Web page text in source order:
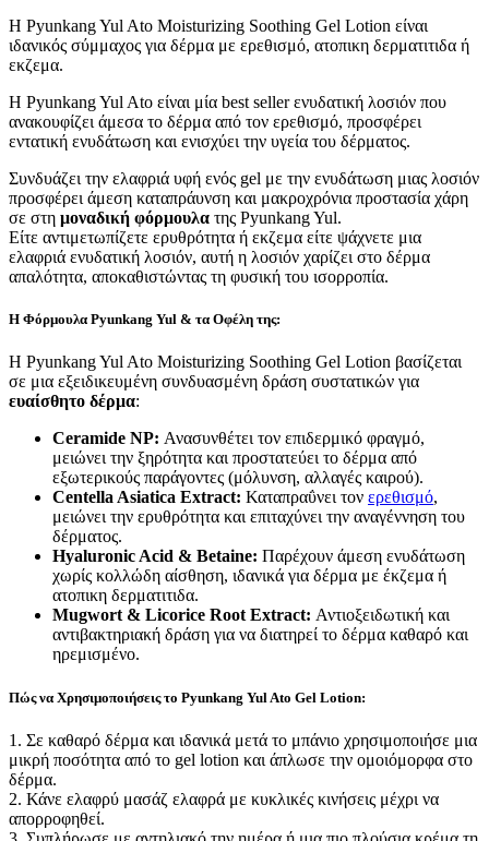
Η Pyunkang Yul Ato Moisturizing Soothing Gel Lotion είναι
ιδανικός σύμμαχος για δέρμα με ερεθισμό, ατοπικη δερματιτιδα ή
εκζεμα.
Η Pyunkang Yul Ato είναι μία best seller ενυδατική λοσιόν που
ανακουφίζει άμεσα το δέρμα από τον ερεθισμό, προσφέρει
εντατική ενυδάτωση και ενισχύει την υγεία του δέρματος.
Συνδυάζει την ελαφριά υφή ενός gel με την ενυδάτωση μιας λοσιόν
προσφέρει άμεση καταπράυνση και μακροχρόνια προστασία χάρη
σε στη μοναδική φόρμουλα της Pyunkang Yul.
Είτε αντιμετωπίζετε ερυθρότητα ή εκζεμα είτε ψάχνετε μια
ελαφριά ενυδατική λοσιόν, αυτή η λοσιόν χαρίζει στο δέρμα
απαλότητα, αποκαθιστώντας τη φυσική του ισορροπία.
Η Φόρμουλα Pyunkang Yul & τα Οφέλη της:
Η Pyunkang Yul Ato Moisturizing Soothing Gel Lotion βασίζεται
σε μια εξειδικευμένη συνδυασμένη δράση συστατικών για
ευαίσθητο δέρμα:
Ceramide NP: Ανασυνθέτει τον επιδερμικό φραγμό,
μειώνει την ξηρότητα και προστατεύει το δέρμα από
εξωτερικούς παράγοντες (μόλυνση, αλλαγές καιρού).
Centella Asiatica Extract: Καταπραΰνει τον ερεθισμό,
μειώνει την ερυθρότητα και επιταχύνει την αναγέννηση του
δέρματος.
Hyaluronic Acid & Betaine: Παρέχουν άμεση ενυδάτωση
χωρίς κολλώδη αίσθηση, ιδανικά για δέρμα με έκζεμα ή
ατοπικη δερματιτιδα.
Mugwort & Licorice Root Extract: Αντιοξειδωτική και
αντιβακτηριακή δράση για να διατηρεί το δέρμα καθαρό και
ηρεμισμένο.
Πώς να Χρησιμοποιήσεις το Pyunkang Yul Ato Gel Lotion:
1. Σε καθαρό δέρμα και ιδανικά μετά το μπάνιο χρησιμοποιήσε μια
μικρή ποσότητα από το gel lotion και άπλωσε την ομοιόμορφα στο
δέρμα.
2. Κάνε ελαφρύ μασάζ ελαφρά με κυκλικές κινήσεις μέχρι να
απορροφηθεί.